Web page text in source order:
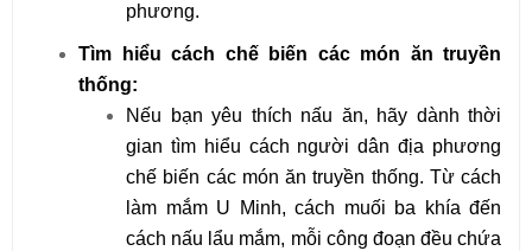
phương.
Tìm hiểu cách chế biến các món ăn truyền
thống:
Nếu bạn yêu thích nấu ăn, hãy dành thời
gian tìm hiểu cách người dân địa phương
chế biến các món ăn truyền thống. Từ cách
làm mắm U Minh, cách muối ba khía đến
cách nấu lẩu mắm, mỗi công đoạn đều chứa